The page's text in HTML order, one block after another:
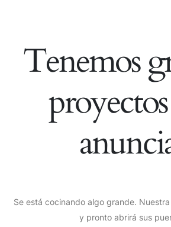
Tenemos
Se está cocinando algo grande.
y pronto abrirá sus